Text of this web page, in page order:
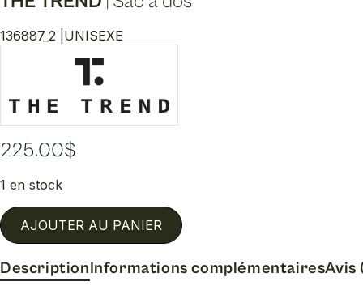
136887_2 | UNISEXE
225.00$
1 en stock
AJOUTER AU PANIER
DescriptionInformations complémentairesAvis